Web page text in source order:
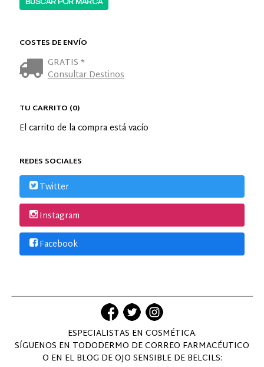
COSTES DE ENVÍO
GRATIS *
Consultar Destinos
TU CARRITO (0)
El carrito de la compra está vacío
REDES SOCIALES
Twitter
Instagram
Facebook
ESPECIALISTAS EN COSMÉTICA.
SÍGUENOS EN TODODERMO DE CORREO FARMACÉUTICO
O EN EL BLOG DE OJO SENSIBLE DE BELCILS: